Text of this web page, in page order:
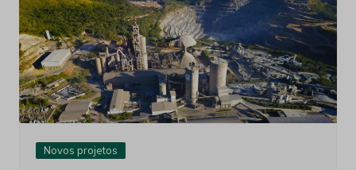
Novos projetos